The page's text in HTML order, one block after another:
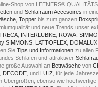
WhatsApp
eMail
für eine Showroom
17 Uhr
Uhr
Shop von LEENERS®
undSchlafraum Accesoires in
,Topper bis zum ganzen
und neue Trends unser
INTERLÜBKE RÖWA ,
SIMMONS LATTOFLEX DOMALUX
SieTips und Informationen zu allen
Schlafen und attraktiver
große Auswahl an Bettwäsche von
DECODE , und LUIZ , für jede
Übergrößen, ebenso wie hochwertige